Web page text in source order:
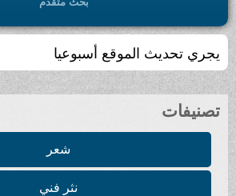
يجري تحديث الموقع أسبوعيا
تصنيفات
شعر
نثر فني